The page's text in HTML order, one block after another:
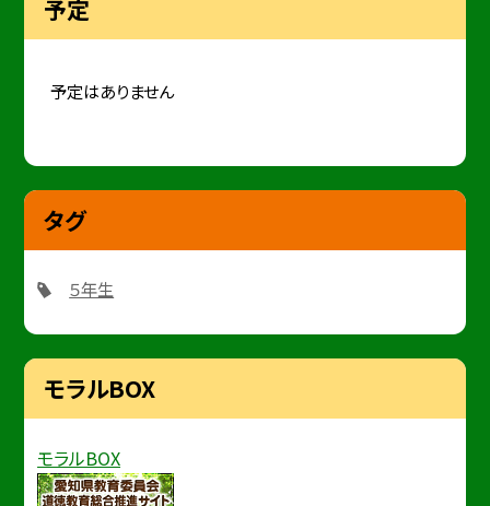
予定
予定はありません
タグ
５年生
モラルBOX
モラルBOX